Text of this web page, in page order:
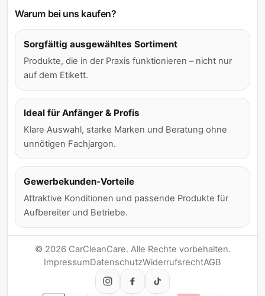
Warum bei uns kaufen?
Sorgfältig ausgewähltes Sortiment
Produkte, die in der Praxis funktionieren – nicht nur
auf dem Etikett.
Ideal für Anfänger & Profis
Klare Auswahl, starke Marken und Beratung ohne
unnötigen Fachjargon.
Gewerbekunden-Vorteile
Attraktive Konditionen und passende Produkte für
Aufbereiter und Betriebe.
© 2026 CarCleanCare. Alle Rechte vorbehalten.
ImpressumDatenschutzWiderrufsrechtAGB